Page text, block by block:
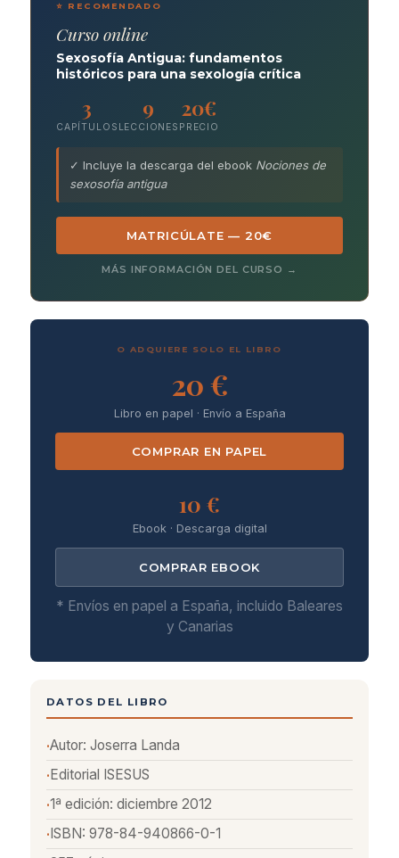
⭐ RECOMENDADO
Curso online
Sexosofía Antigua: fundamentos
históricos para una sexología crítica
3
CAPÍTULOS
9
LECCIONES
20€
PRECIO
✓ Incluye la descarga del ebook Nociones de
sexosofía antigua
MATRICÚLATE — 20€
MÁS INFORMACIÓN DEL CURSO →
O ADQUIERE SOLO EL LIBRO
20 €
Libro en papel · Envío a España
COMPRAR EN PAPEL
10 €
Ebook · Descarga digital
COMPRAR EBOOK
* Envíos en papel a España, incluido Baleares
y Canarias
DATOS DEL LIBRO
Autor: Joserra Landa
Editorial ISESUS
1ª edición: diciembre 2012
ISBN: 978-84-940866-0-1